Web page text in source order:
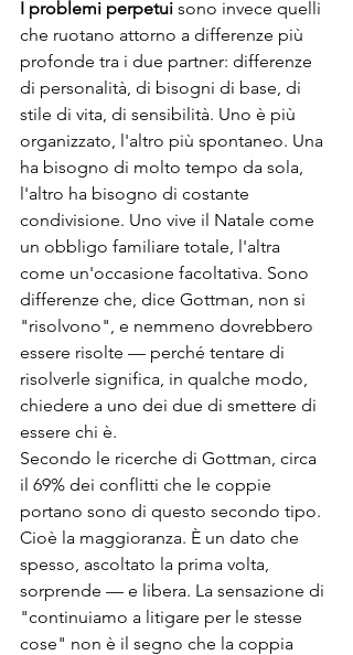
I problemi perpetui sono invece quelli
che ruotano attorno a differenze più
profonde tra i due partner: differenze
di personalità, di bisogni di base, di
stile di vita, di sensibilità. Uno è più
organizzato, l'altro più spontaneo. Una
ha bisogno di molto tempo da sola,
l'altro ha bisogno di costante
condivisione. Uno vive il Natale come
un obbligo familiare totale, l'altra
come un'occasione facoltativa. Sono
differenze che, dice Gottman, non si
"risolvono", e nemmeno dovrebbero
essere risolte — perché tentare di
risolverle significa, in qualche modo,
chiedere a uno dei due di smettere di
essere chi è.
Secondo le ricerche di Gottman, circa
il 69% dei conflitti che le coppie
portano sono di questo secondo tipo.
Cioè la maggioranza. È un dato che
spesso, ascoltato la prima volta,
sorprende — e libera. La sensazione di
"continuiamo a litigare per le stesse
cose" non è il segno che la coppia